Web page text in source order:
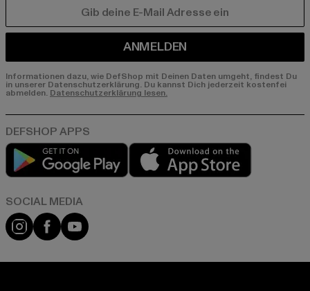
ANMELDEN
Informationen dazu, wie DefShop mit Deinen Daten umgeht, findest Du
in unserer Datenschutzerklärung. Du kannst Dich jederzeit kostenfei
abmelden. Datenschutzerklärung lesen.
Play market
Instagram
FacebookYouTube